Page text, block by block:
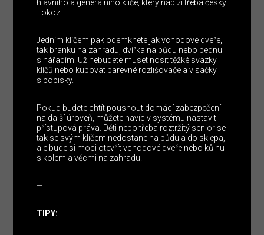
hlavního a generálního klíče, který nabízí třeba český
Tokoz.
Jedním klíčem pak odemknete jak vchodové dveře,
tak branku na zahradu, dvířka na půdu nebo bednu
s nářadím. Už nebudete muset nosit těžké svazky
klíčů nebo kupovat barevné rozlišovače a visačky
s popisky.
Pokud budete chtít pousnout domácí zabezpečení
na další úroveň, můžete navíc v systému nastavit i
přístupová práva. Děti nebo třeba roztržitý senior se
tak se svým klíčem nedostane na půdu a do sklepa,
ale bude si moci otevřít vchodové dveře nebo kůlnu
s kolem a věcmi na zahradu.
—
TIPY: